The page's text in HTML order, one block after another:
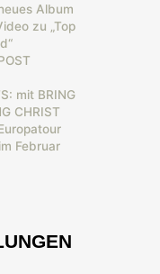
Album
zu „Top
mit BRING
CHRIST
Februar